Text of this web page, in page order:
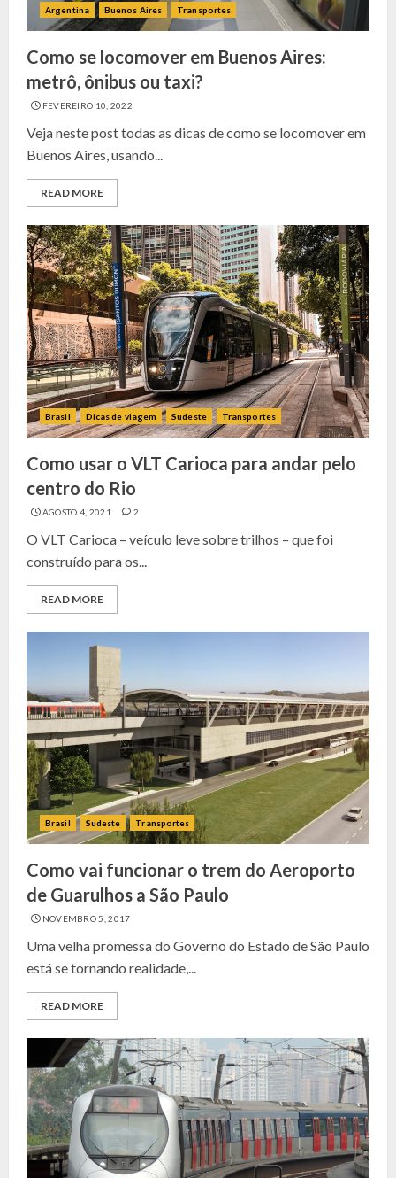
Argentina Buenos Aires Transportes
Como se locomover em Buenos Aires:
metrô, ônibus ou taxi?
FEVEREIRO 10, 2022
Veja neste post todas as dicas de como se locomover em
Buenos Aires, usando...
READ MORE
Brasil Dicas de viagem Sudeste Transportes
Como usar o VLT Carioca para andar pelo
centro do Rio
AGOSTO 4, 2021 2
O VLT Carioca – veículo leve sobre trilhos – que foi
construído para os...
READ MORE
Brasil Sudeste Transportes
Como vai funcionar o trem do Aeroporto
de Guarulhos a São Paulo
NOVEMBRO 5, 2017
Uma velha promessa do Governo do Estado de São Paulo
está se tornando realidade,...
READ MORE